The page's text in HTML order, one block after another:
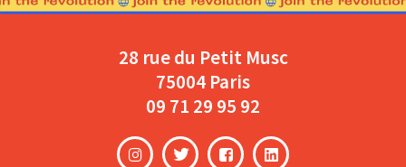
28 rue du Petit Musc
75004 Paris
09 71 29 95 92